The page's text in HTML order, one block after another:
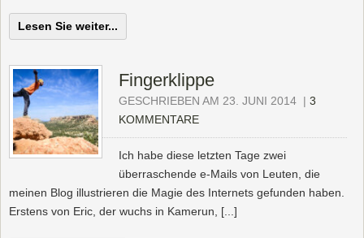
Lesen Sie weiter...
Fingerklippe
GESCHRIEBEN AM 23. JUNI 2014 | 3
KOMMENTARE
Ich habe diese letzten Tage zwei
überraschende e-Mails von Leuten, die
meinen Blog illustrieren die Magie des Internets gefunden haben.
Erstens von Eric, der wuchs in Kamerun, [...]